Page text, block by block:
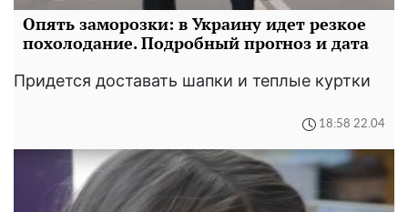
Опять заморозки: в Украину идет резкое
похолодание. Подробный прогноз и дата
Придется доставать шапки и теплые куртки
18:58 22.04